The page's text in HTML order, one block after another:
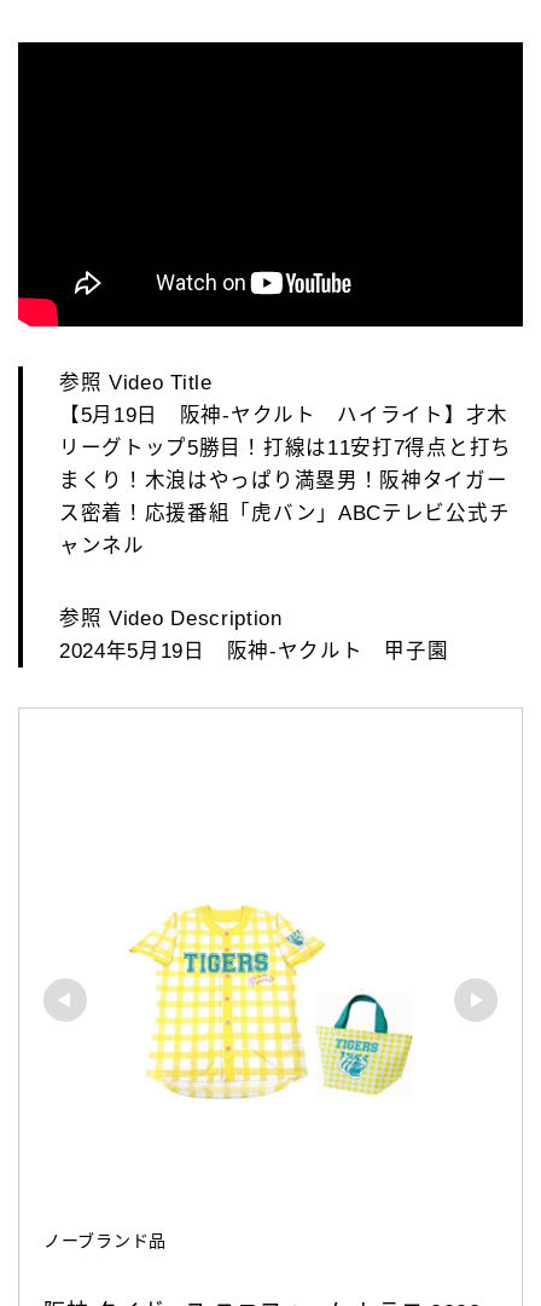
参照 Video Title
【5月19日 阪神-ヤクルト ハイライト】才木
リーグトップ5勝目！打線は11安打7得点と打ち
まくり！木浪はやっぱり満塁男！阪神タイガー
ス密着！応援番組「虎バン」ABCテレビ公式チ
ャンネル
参照 Video Description
2024年5月19日 阪神-ヤクルト 甲子園
ノーブランド品